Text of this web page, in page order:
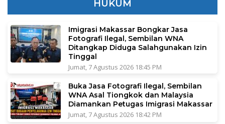
HUKUM
Imigrasi Makassar Bongkar Jasa
Fotografi Ilegal, Sembilan WNA
Ditangkap Diduga Salahgunakan Izin
Tinggal
Jumat, 7 Agustus 2026 18:45 PM
Buka Jasa Fotografi Ilegal, Sembilan
WNA Asal Tiongkok dan Malaysia
Diamankan Petugas Imigrasi Makassar
Jumat, 7 Agustus 2026 18:42 PM